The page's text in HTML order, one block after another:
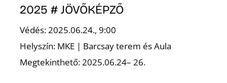
2025 # JÖVŐKÉPZŐ
Védés: 2025.06.24., 9:00
Helyszín: MKE | Barcsay terem és Aula
Megtekinthető: 2025.06.24– 26.